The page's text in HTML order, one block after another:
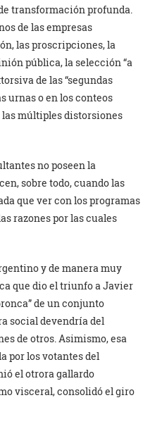
transformación profunda.
de las empresas
las proscripciones, la
pública, la selección “a
de las “segundas
urnas o en los conteos
las múltiples distorsiones
no poseen la
sobre todo, cuando las
que ver con los programas
razones por las cuales
y de manera muy
que dio el triunfo a Javier
de un conjunto
social devendría del
de otros. Asimismo, esa
por los votantes del
el otrora gallardo
visceral, consolidó el giro